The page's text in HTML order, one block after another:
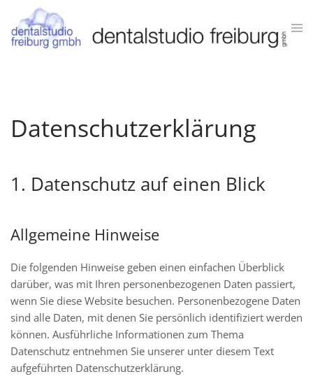
Zum Hauptinhalt springen
Datenschutzerklärung
1. Datenschutz auf einen Blick
Allgemeine Hinweise
Die folgenden Hinweise geben einen einfachen Überblick
darüber, was mit Ihren personenbezogenen Daten passiert,
wenn Sie diese Website besuchen. Personenbezogene Daten
sind alle Daten, mit denen Sie persönlich identifiziert werden
können. Ausführliche Informationen zum Thema
Datenschutz entnehmen Sie unserer unter diesem Text
aufgeführten Datenschutzerklärung.